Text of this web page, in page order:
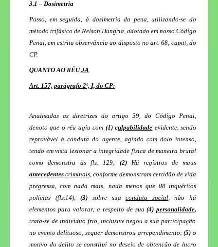
3.1 – Dosimetria
Passo, em seguida, à dosimetria da pena, utilizando-se do
método trifásico de Nelson Hungria, adotado em nosso Código
Penal, em estrita observância ao disposto no art. 68, caput, do
CP.
QUANTO AO RÉUJA
Art. 157, parágrafo 2º, I, do CP:
Analisadas as diretrizes do artigo 59, do Código Penal,
denoto que o réu agiu com (1) culpabilidade evidente, sendo
reprovável à conduta do agente, agindo com dolo intenso,
tendo em vista lesionar a integridade física de maneira brutal
como demonstra às fls. 129; (2)Há registros de maus
antecedentes criminais, conforme demonstram certidão de vida
pregressa, com nada mais, nada menos que 08 inquéritos
policias (fls.14);(3) sobre suaconduta social, não há
elementos para valorar; a respeito de sua(4) personalidade,
trata-se de individuo frio, inclusive negou a sua participação
no evento delituoso, sequer demonstrou arrependimento;(5) o
motivo do delito se constitui no desejo de obtenção de lucro